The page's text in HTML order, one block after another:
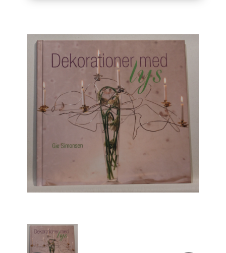
Engelsk
Erhverv
Fantasy / Sciencefiction
Hus / Have